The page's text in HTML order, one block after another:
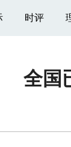
时评
全国